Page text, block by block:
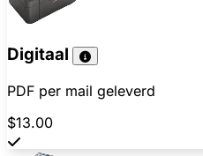
Digitaal
PDF per mail geleverd
$13.00